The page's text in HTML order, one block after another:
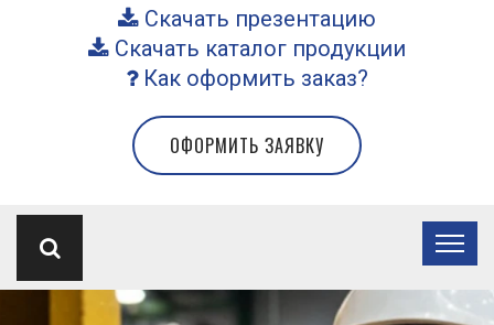
Скачать презентацию
Скачать каталог продукции
Как оформить заказ?
ОФОРМИТЬ ЗАЯВКУ